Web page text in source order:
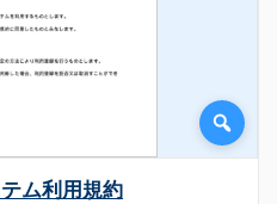
ム利用規約